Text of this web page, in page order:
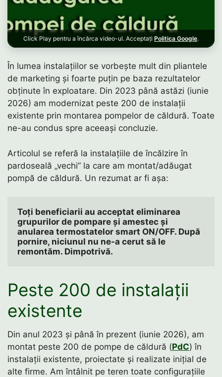
Click Play pentru a încărca video-ul. Acceptați Politica Google.
În lumea instalațiilor se vorbește mult din pliantele
de marketing și foarte puțin pe baza rezultatelor
obținute în exploatare. Din 2023 până astăzi (iunie
2026) am modernizat peste 200 de instalații
existente prin montarea pompelor de căldură. Toate
ne-au condus spre aceeași concluzie.
Articolul se referă la instalațiile de încălzire în
pardoseală „vechi” la care am montat/adăugat
pompă de căldură. Un rezumat ar fi așa:
Toți beneficiarii au acceptat eliminarea
grupurilor de pompare și amestec și
anularea termostatelor smart ON/OFF. După
pornire, niciunul nu ne-a cerut să le
remontăm. Dimpotrivă.
Peste 200 de instalații
existente
Din anul 2023 și până în prezent (iunie 2026), am
montat peste 200 de pompe de căldură (PdC) în
instalații existente, proiectate și realizate inițial de
alte firme. Am întâlnit pe teren toate configurațiile